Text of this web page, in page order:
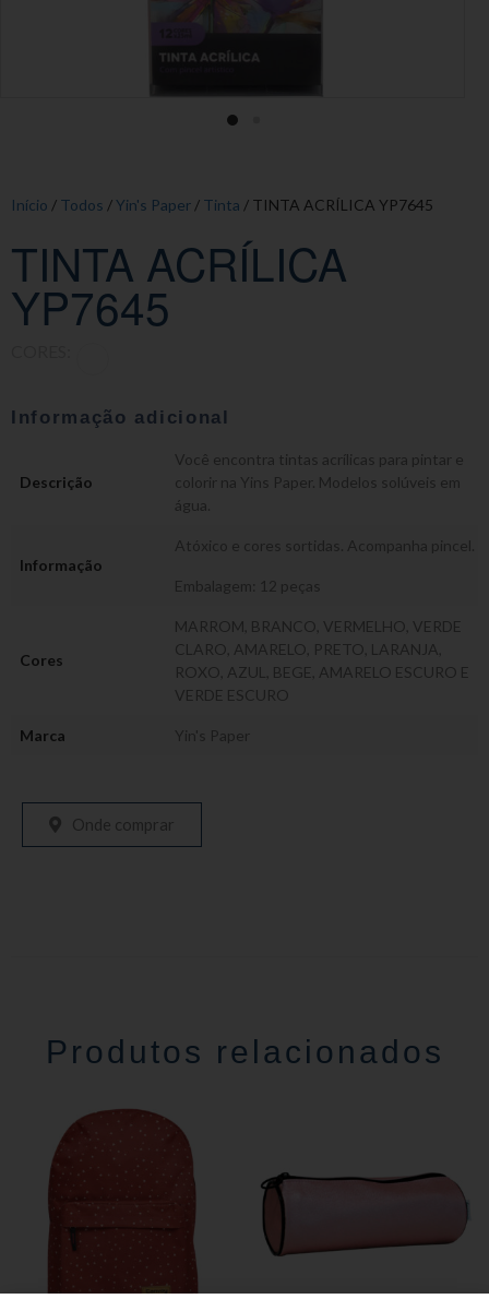
Início / Todos /Yin's Paper / Tinta / TINTA ACRÍLICA YP7645
TINTA ACRÍLICA
YP7645
Informação adicional
Descrição
Você encontra tintas acrílicas para pintar e
colorir na Yins Paper. Modelos solúveis em
água.
Informação
Atóxico e cores sortidas. Acompanha pincel.
Embalagem: 12 peças
Cores
MARROM, BRANCO, VERMELHO, VERDE
CLARO, AMARELO, PRETO, LARANJA,
ROXO, AZUL, BEGE, AMARELO ESCURO E
VERDE ESCURO
Marca Yin's Paper
Onde comprar
Produtos relacionados